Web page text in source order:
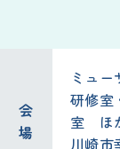
会
場
ミュ
研修室
室 ほ
川崎市